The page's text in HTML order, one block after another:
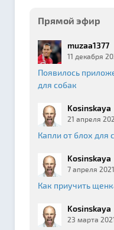
Прямой эфир
muzaa1377
11 декабря
Появилось
для собак
Kosinskaya
21 апреля
Капли от блох для
Kosinskaya
7 апреля
Как приучить
Kosinskaya
23 марта